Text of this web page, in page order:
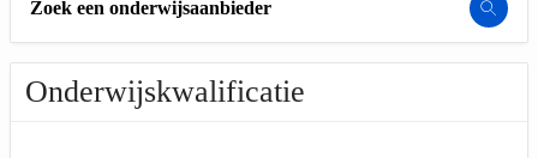
Zoek een onderwijsaanbieder
Onderwijskwalificatie